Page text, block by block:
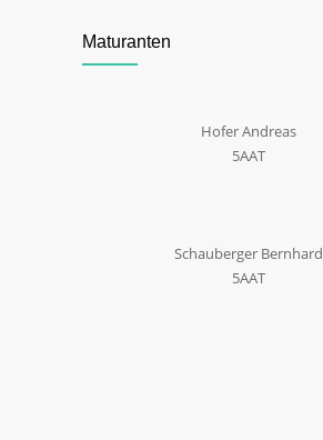
Maturanten
Hofer Andreas
5AAT
Schauberger Bernhard
5AAT